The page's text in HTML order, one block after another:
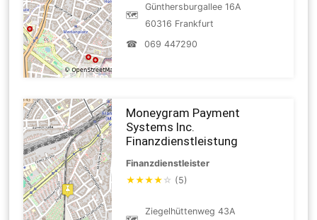
🗺
Günthersburgallee 16A
60316 Frankfurt
☎
069 447290
Moneygram Payment
Systems Inc.
Finanzdienstleistung
Finanzdienstleister
★★★★ ☆ (5)
Ziegelhüttenweg 43A